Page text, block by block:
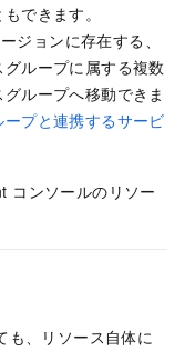
できます。
ジョンに存在する、
ループに属する複数
ループへ移動できま
ープと連携するサービ
コンソールのリソー
も、リソース自体に